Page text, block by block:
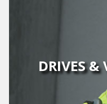
DRIVES &